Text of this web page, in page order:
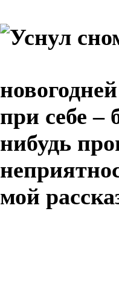
при себе –
нибудь
мой